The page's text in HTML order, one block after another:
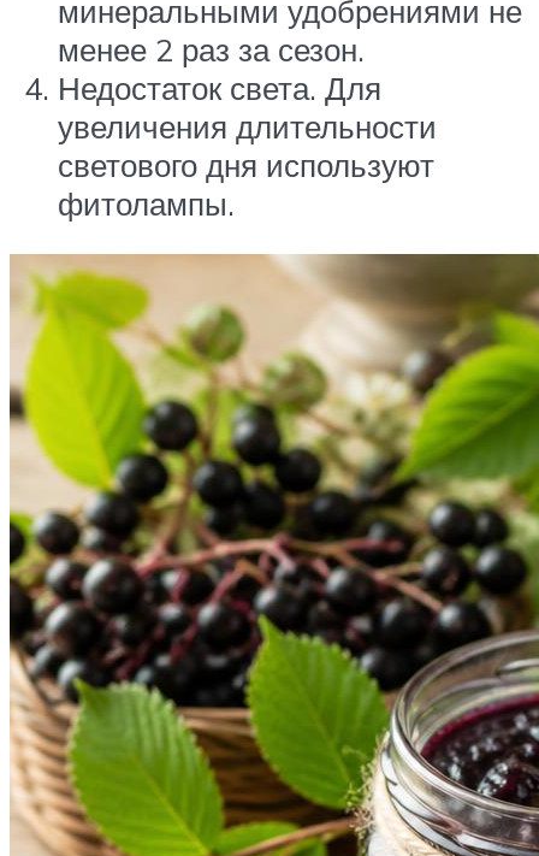
минеральными удобрениями не
менее 2 раз за сезон.
Недостаток света. Для
увеличения длительности
светового дня используют
фитолампы.